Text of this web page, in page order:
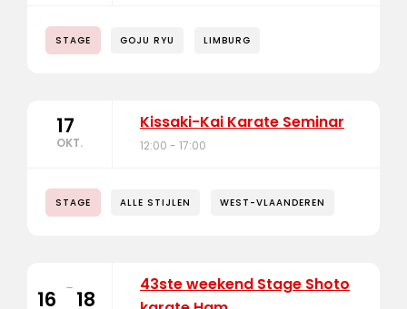
STAGE GOJU RYU LIMBURG
17
OKT.
Kissaki-Kai Karate Seminar
12:00 - 17:00
STAGE ALLE STIJLEN WEST-VLAANDEREN
16 - 18
43ste weekend Stage Shoto